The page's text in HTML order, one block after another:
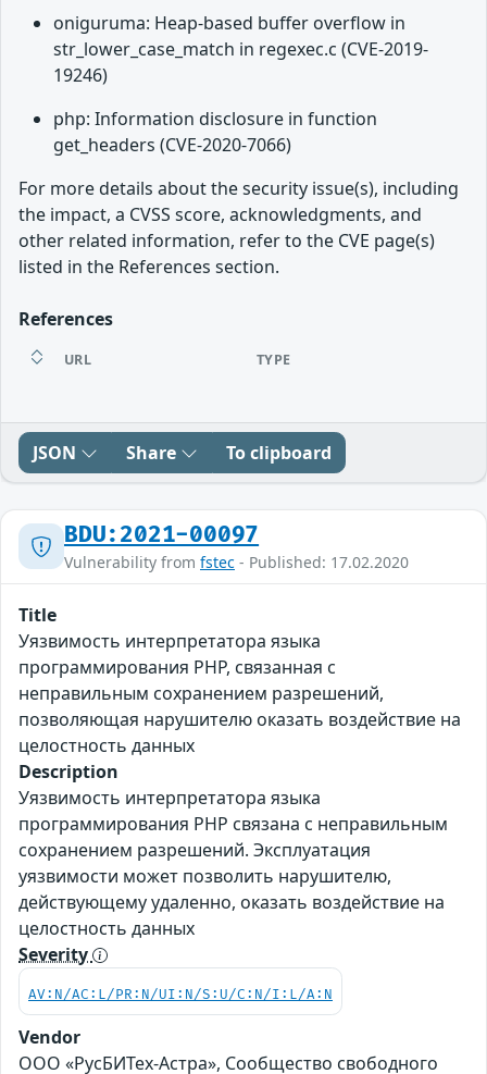
oniguruma: Heap-based buffer overflow in
str_lower_case_match in regexec.c (CVE-2019-
19246)
php: Information disclosure in function
get_headers (CVE-2020-7066)
For more details about the security issue(s), including
the impact, a CVSS score, acknowledgments, and
other related information, refer to the CVE page(s)
listed in the References section.
References
URL TYPE
JSON Share To clipboard
BDU:2021-00097
Vulnerability from fstec - Published: 17.02.2020
Title
Уязвимость интерпретатора языка
программирования PHP, связанная с
неправильным сохранением разрешений,
позволяющая нарушителю оказать воздействие на
целостность данных
Description
Уязвимость интерпретатора языка
программирования PHP связана с неправильным
сохранением разрешений. Эксплуатация
уязвимости может позволить нарушителю,
действующему удаленно, оказать воздействие на
целостность данных
Severity
AV:N/AC:L/PR:N/UI:N/S:U/C:N/I:L/A:N
Vendor
ООО «РусБИТех-Астра», Сообщество свободного